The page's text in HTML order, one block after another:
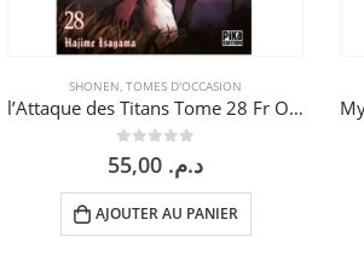
SHONEN TOMES D'OCCASION
l’Attaque des Titans Tome 28 Fr Occasion
0sur 5د.م.
AJOUTER AU PANIER